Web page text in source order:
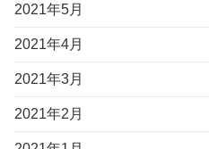
2021年5月
2021年4月
2021年3月
2021年2月